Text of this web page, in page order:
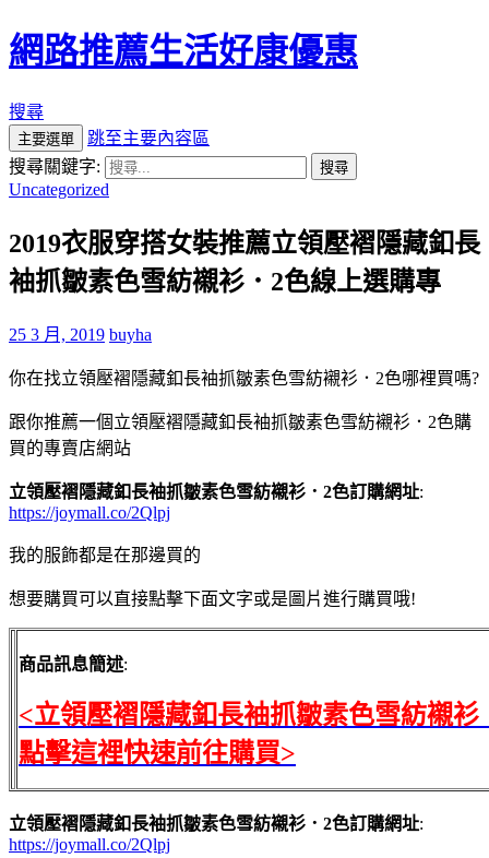
網路推薦生活好康優惠
搜尋
主要選單
跳至主要內容區
搜尋關鍵字:
Uncategorized
2019衣服穿搭女裝推薦立領壓褶隱藏釦長
袖抓皺素色雪紡襯衫．2色線上選購專
25 3 月, 2019 buyha
你在找立領壓褶隱藏釦長袖抓皺素色雪紡襯衫．2色哪裡買嗎?
跟你推薦一個立領壓褶隱藏釦長袖抓皺素色雪紡襯衫．2色購
買的專賣店網站
立領壓褶隱藏釦長袖抓皺素色雪紡襯衫．2色訂購網址:
https://joymall.co/2Qlpj
我的服飾都是在那邊買的
想要購買可以直接點擊下面文字或是圖片進行購買哦!
商品訊息簡述:
<立領壓褶隱藏釦長袖抓皺素色雪紡襯衫
點擊這裡快速前往購買>
立領壓褶隱藏釦長袖抓皺素色雪紡襯衫．2色訂購網址:
https://joymall.co/2Qlpj